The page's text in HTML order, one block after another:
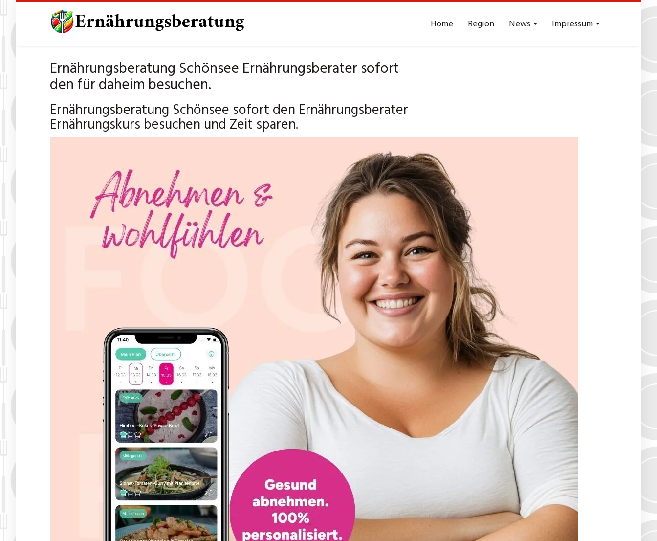
Home Region News Impressum
Ernährungsberatung Schönsee Ernährungsberater sofort
den für daheim besuchen.
Ernährungsberatung Schönsee sofort den Ernährungsberater
Ernährungskurs besuchen und Zeit sparen.